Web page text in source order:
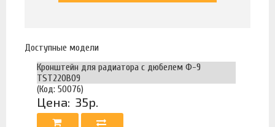
Доступные модели
Кронштейн для радиатора с дюбелем Ф-9
TST220B09
(Код: 50076)
Цена: 35р.